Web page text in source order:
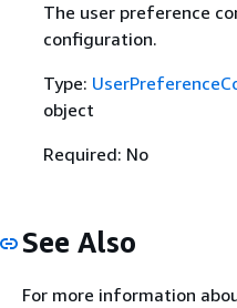
The user preference
configuration.
Type:
object
Required: No
See Also
For more information